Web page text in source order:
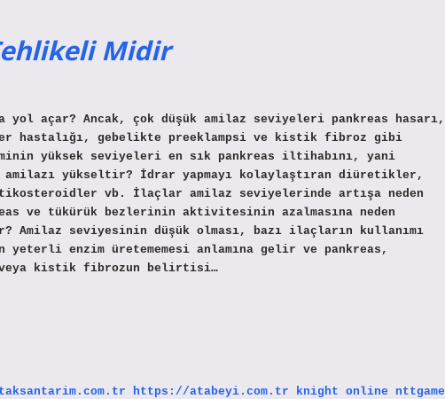
Midir
açar? Ancak, çok düşük amilaz seviyeleri pankreas hasarı,
hastalığı, gebelikte preeklampsi ve kistik fibroz gibi
yüksek seviyeleri en sık pankreas iltihabını, yani
yükseltir? İdrar yapmayı kolaylaştıran diüretikler,
vb. İlaçlar amilaz seviyelerinde artışa neden
ve tükürük bezlerinin aktivitesinin azalmasına neden
seviyesinin düşük olması, bazı ilaçların kullanımı
yeterli enzim üretememesi anlamına gelir ve pankreas,
veya kistik fibrozun belirtisi…
https://atabeyi.com.tr knight online nttgame